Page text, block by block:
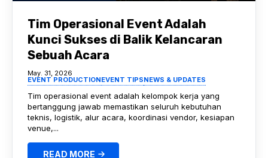
Tim Operasional Event Adalah
Kunci Sukses di Balik Kelancaran
Sebuah Acara
May. 31, 2026
EVENT PRODUCTIONEVENT TIPSNEWS & UPDATES
Tim operasional event adalah kelompok kerja yang
bertanggung jawab memastikan seluruh kebutuhan
teknis, logistik, alur acara, koordinasi vendor, kesiapan
venue,...
READ MORE